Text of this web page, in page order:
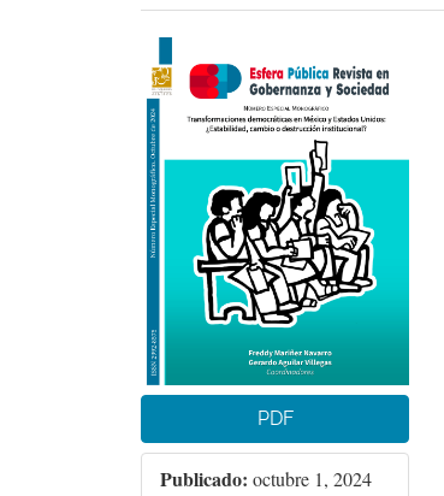
lateral
del
artículo
PDF
Publicado: octubre 1, 2024